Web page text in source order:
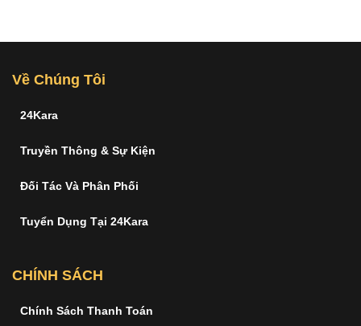
Về Chúng Tôi
24Kara
Truyền Thông & Sự Kiện
Đối Tác Và Phân Phối
Tuyển Dụng Tại 24Kara
CHÍNH SÁCH
Chính Sách Thanh Toán